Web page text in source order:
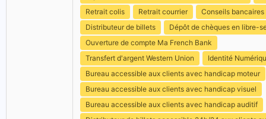
Retrait colis
Retrait courrier
Conseils bancaires
Distributeur de billets
Dépôt de chèques en libre-
Ouverture de compte Ma French Bank
Transfert d'argent Western Union
Identité
Bureau accessible aux clients avec handicap moteur
Bureau accessible aux clients avec handicap visuel
Bureau accessible aux clients avec handicap auditif